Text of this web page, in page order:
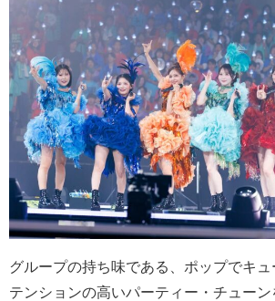
グループの持ち味である、ポップでキ
テンションの高いパーティー・チュー